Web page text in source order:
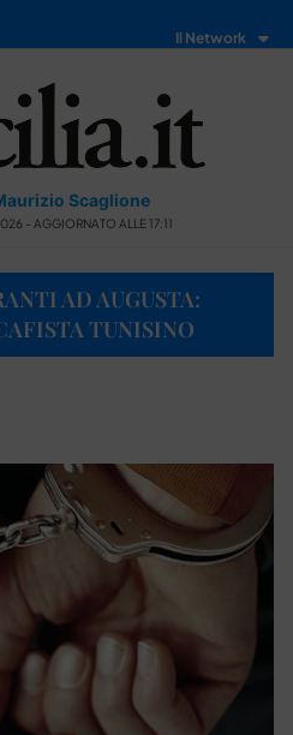
Il Network
Scaglione
- AGGIORNATO ALLE 17:11
AD AUGUSTA:
TUNISINO